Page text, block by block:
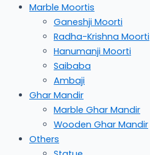
Marble Moortis
Ganeshji Moorti
Radha-Krishna Moorti
Hanumanji Moorti
Saibaba
Ambaji
Ghar Mandir
Marble Ghar Mandir
Wooden Ghar Mandir
Others